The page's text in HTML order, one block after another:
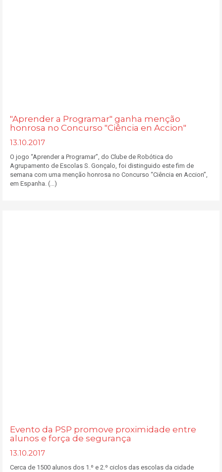
"Aprender a Programar" ganha menção
honrosa no Concurso "Ciência en Accion"
13.10.2017
O jogo “Aprender a Programar”, do Clube de Robótica do
Agrupamento de Escolas S. Gonçalo, foi distinguido este fim de
semana com uma menção honrosa no Concurso “Ciência en Accion”,
em Espanha. (...)
Evento da PSP promove proximidade entre
alunos e força de segurança
13.10.2017
Cerca de 1500 alunos dos 1.º e 2.º ciclos das escolas da cidade